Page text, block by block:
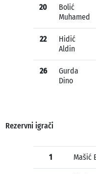
20
Bolić
Muhamed
22
Hidić
Aldin
26
Gurda
Dino
Rezervni igrači
1 Mašić